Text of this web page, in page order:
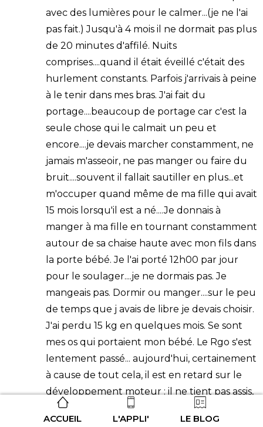
avec des lumières pour le calmer...(je ne l'ai
pas fait.) Jusqu'à 4 mois il ne dormait pas plus
de 20 minutes d'affilé. Nuits
comprises....quand il était éveillé c'était des
hurlement constants. Parfois j'arrivais à peine
à le tenir dans mes bras. J'ai fait du
portage....beaucoup de portage car c'est la
seule chose qui le calmait un peu et
encore....je devais marcher constamment, ne
jamais m'asseoir, ne pas manger ou faire du
bruit....souvent il fallait sautiller en plus...et
m'occuper quand même de ma fille qui avait
15 mois lorsqu'il est a né....Je donnais à
manger à ma fille en tournant constamment
autour de sa chaise haute avec mon fils dans
la porte bébé. Je l'ai porté 12h00 par jour
pour le soulager....je ne dormais pas. Je
mangeais pas. Dormir ou manger....sur le peu
de temps que j avais de libre je devais choisir.
J'ai perdu 15 kg en quelques mois. Se sont
mes os qui portaient mon bébé. Le Rgo s'est
lentement passé... aujourd'hui, certainement
à cause de tout cela, il est en retard sur le
développement moteur : il ne tient pas assis,
n'avance pas, râle beaucoup....il faut
beaucoup s'en occuper, le bercer pour les
ACCUEIL L'APPLI' LE BLOG